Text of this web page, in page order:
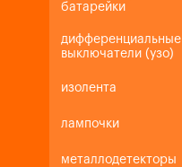
батарейки
дифференциальные
выключатели (узо)
изолента
лампочки
металлодетекторы